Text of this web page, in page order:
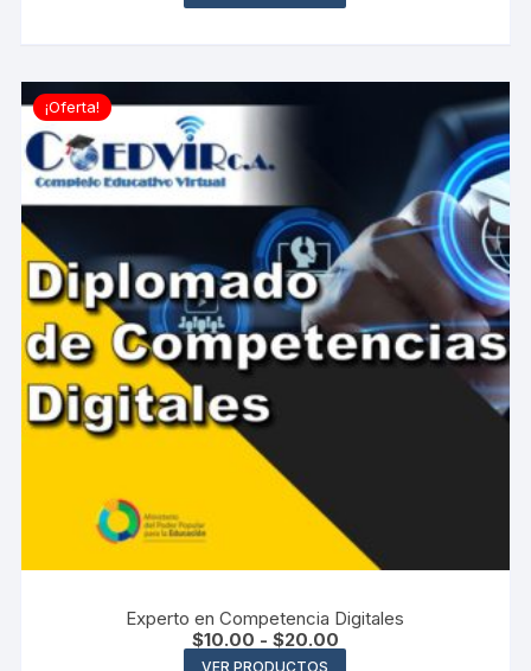
¡Oferta!
Experto en Competencia Digitales
$10.00 - $20.00Rango
de
VER PRODUCTOS